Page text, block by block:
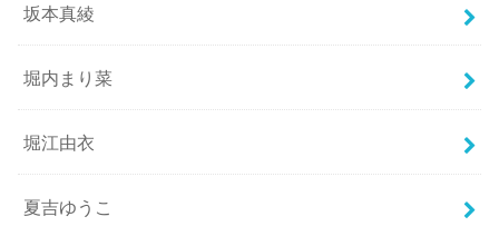
坂本真綾
堀内まり菜
堀江由衣
夏吉ゆうこ